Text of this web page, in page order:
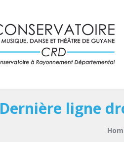
Dernière ligne